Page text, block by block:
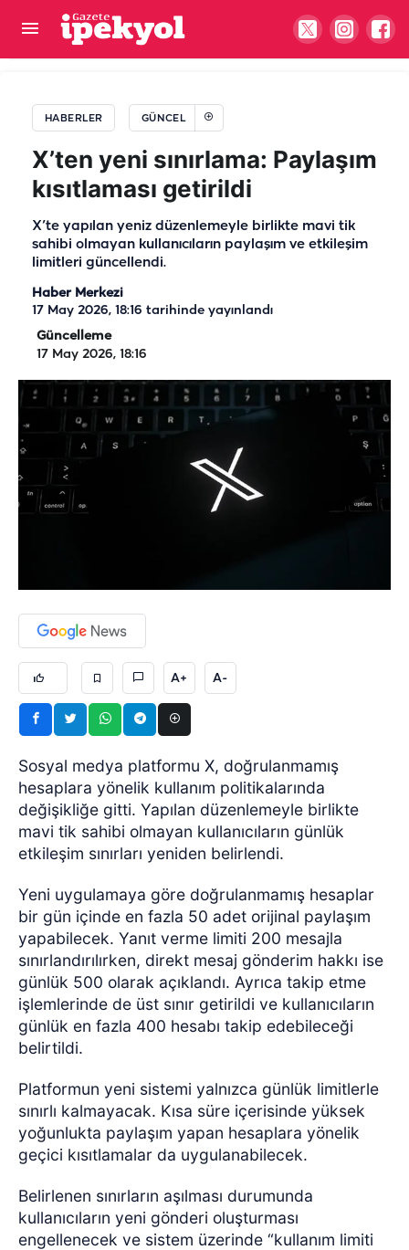
HABERLER GÜNCEL
X’ten yeni sınırlama: Paylaşım
kısıtlaması getirildi
X’te yapılan yeniz düzenlemeyle birlikte mavi tik
sahibi olmayan kullanıcıların paylaşım ve etkileşim
limitleri güncellendi.
Haber Merkezi
17 May 2026, 18:16 tarihinde yayınlandı
Güncelleme
17 May 2026, 18:16
A+ A-
Sosyal medya platformu X, doğrulanmamış
hesaplara yönelik kullanım politikalarında
değişikliğe gitti. Yapılan düzenlemeyle birlikte
mavi tik sahibi olmayan kullanıcıların günlük
etkileşim sınırları yeniden belirlendi.
Yeni uygulamaya göre doğrulanmamış hesaplar
bir gün içinde en fazla 50 adet orijinal paylaşım
yapabilecek. Yanıt verme limiti 200 mesajla
sınırlandırılırken, direkt mesaj gönderim hakkı ise
günlük 500 olarak açıklandı. Ayrıca takip etme
işlemlerinde de üst sınır getirildi ve kullanıcıların
günlük en fazla 400 hesabı takip edebileceği
belirtildi.
Platformun yeni sistemi yalnızca günlük limitlerle
sınırlı kalmayacak. Kısa süre içerisinde yüksek
yoğunlukta paylaşım yapan hesaplara yönelik
geçici kısıtlamalar da uygulanabilecek.
Belirlenen sınırların aşılması durumunda
kullanıcıların yeni gönderi oluşturması
engellenecek ve sistem üzerinde “kullanım limiti
Şanlıurfa’da 1 haftada 40 bin başvuru!